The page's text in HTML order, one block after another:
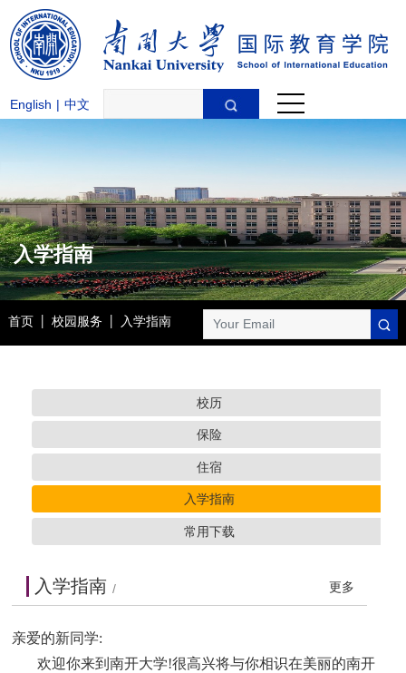
English | 中文
入学指南
首页 校园服务 入学指南
校历
保险
住宿
入学指南
常用下载
入学指南 / 更多
亲爱的新同学:
欢迎你来到南开大学!很高兴将与你相识在美丽的南开